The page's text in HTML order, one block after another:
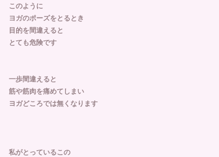
このように
ヨガのポーズをとるとき
目的を間違えると
とても危険です
一歩間違えると
筋や筋肉を痛めてしまい
ヨガどころでは無くなります
私がとっているこの